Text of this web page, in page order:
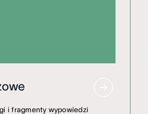
i fragmenty wypowiedzi